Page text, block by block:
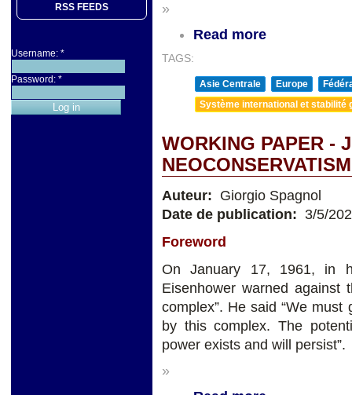
RSS FEEDS
Username: *
Password: *
»
Read more
TAGS:
Asie Centrale Europe
Système international et stabilité
WORKING PAPER -
NEOCONSERVATISM
Auteur: Giorgio Spagnol
Date de publication: 3/5/
Foreword
On January 17, 1961, in
Eisenhower warned against
complex”. He said “We
by this complex. The
power exists and will persist”.
»